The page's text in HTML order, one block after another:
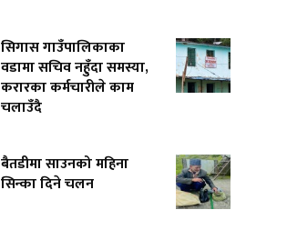
सिगास गाउँपालिकाका
वडामा सचिव नहुँदा समस्या,
करारका कर्मचारीले काम
चलाउँदै
बैतडीमा साउनको महिना
सिन्का दिने चलन